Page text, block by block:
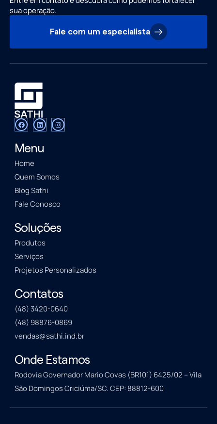
sua operação.
Fale com um especialista
Menu
Home
Quem Somos
Blog Sathi
Fale Conosco
Soluções
Produtos
Serviços
Projetos Personalizados
Contatos
(48) 3420-0640
(48) 98876-0869
vendas@sathi.ind.br
Onde Estamos
Rodovia Governador Mario Covas (BR101) 6425/02 – Vila
São Domingos Criciúma/SC. CEP: 88812-600